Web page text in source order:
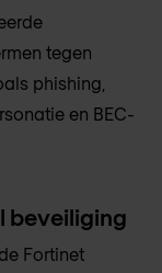
tegen
phishing,
en BEC-
beveiliging
Fortinet